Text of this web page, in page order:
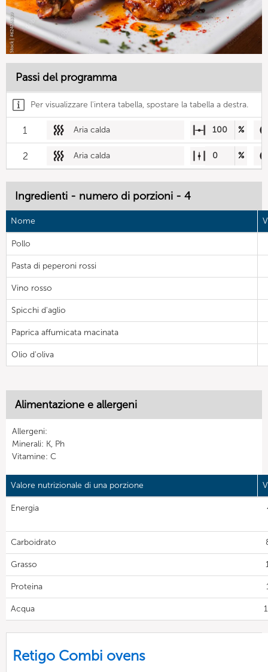
Passi del programma
Per visualizzare l'intera tabella, spostare la tabella a destra.
1 Aria calda 100 %
2 Aria calda 0 %
Ingredienti - numero di porzioni - 4
Nome
Pollo
Pasta di peperoni rossi
Vino rosso
Spicchi d'aglio
Paprica affumicata macinata
Olio d'oliva
Alimentazione e allergeni
Allergeni:
Minerali: K, Ph
Vitamine: C
Valore nutrizionale di una porzione
Energia
Carboidrato
Grasso
Proteina
Acqua
Retigo Combi ovens